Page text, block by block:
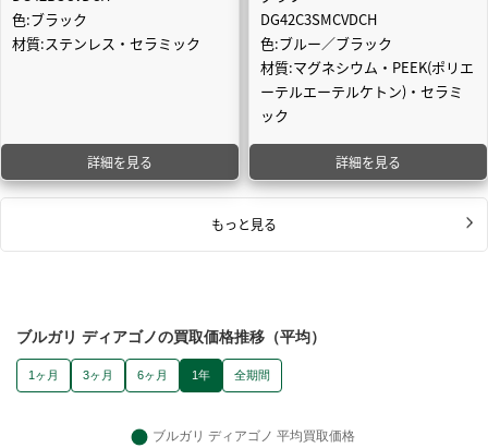
色:ブラック
材質:ステンレス・セラミック
詳細を見る
DG42C3SMCVDCH
色:ブルー／ブラック
材質:マグネシウム・PEEK(ポリエ
ーテルエーテルケトン)・セラミ
ック
詳細を見る
もっと見る
ブルガリ ディアゴノの買取価格推移（平均）
1ヶ月 3ヶ月 6ヶ月 1年 全期間